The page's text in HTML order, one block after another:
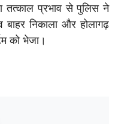
तत्काल प्रभाव से पुलिस ने
निकाला और होलागढ़
को भेजा।